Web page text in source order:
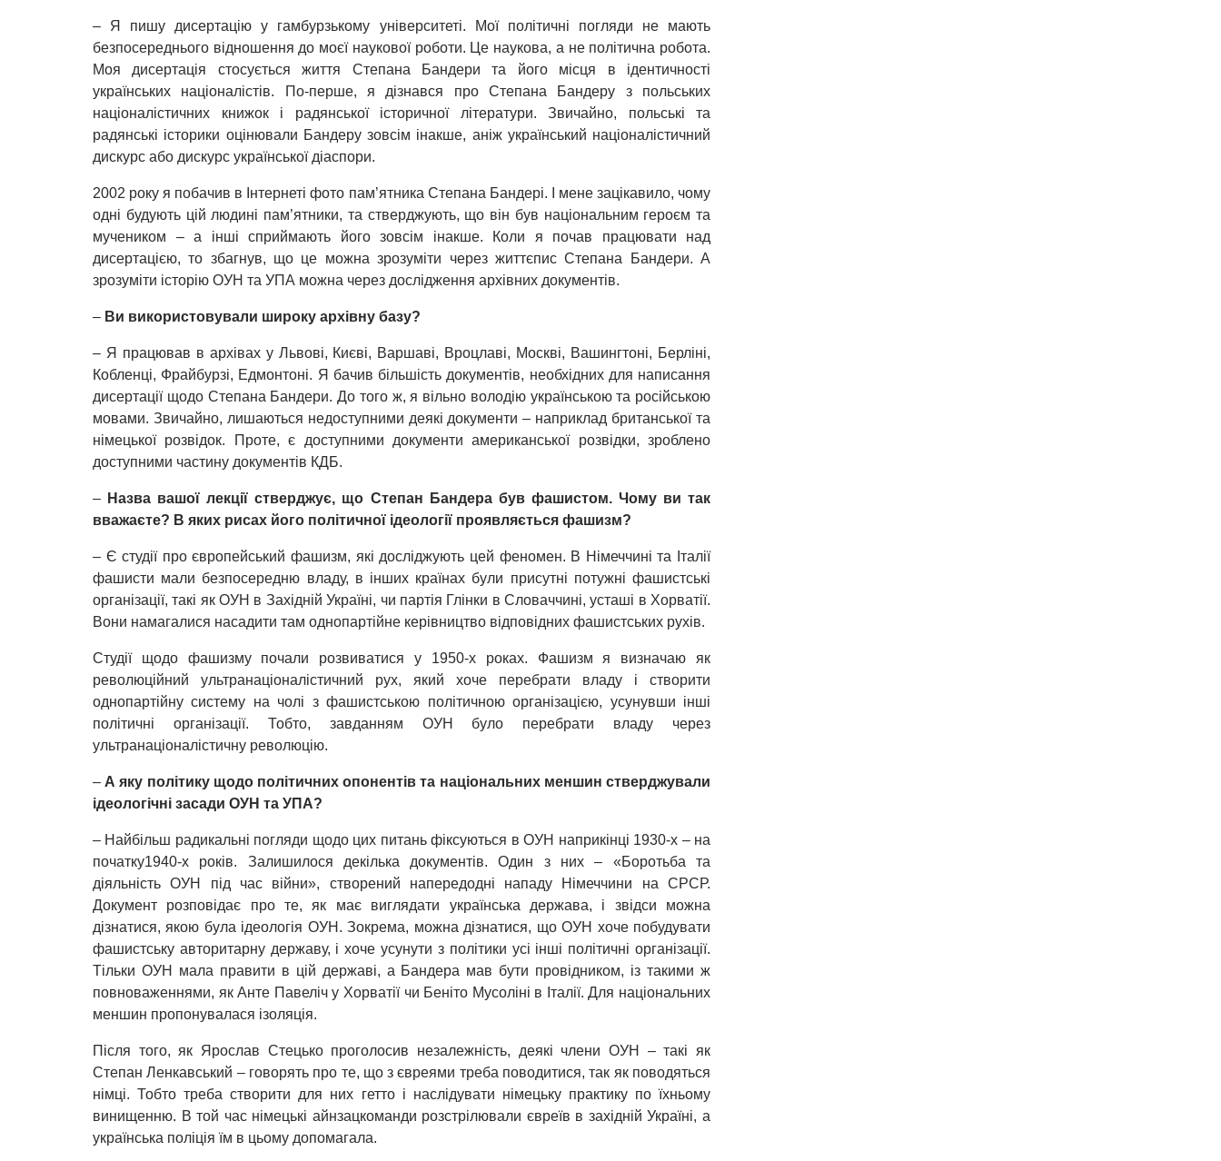
– Я пишу дисертацію у гамбурзькому університеті. Мої політичні погляди не мають
безпосереднього відношення до моєї наукової роботи. Це наукова, а не політична робота.
Моя дисертація стосується життя Степана Бандери та його місця в ідентичності
українських націоналістів. По-перше, я дізнався про Степана Бандеру з польських
націоналістичних книжок і радянської історичної літератури. Звичайно, польські та
радянські історики оцінювали Бандеру зовсім інакше, аніж український націоналістичний
дискурс або дискурс української діаспори.
2002 року я побачив в Інтернеті фото пам’ятника Степана Бандері. І мене зацікавило, чому
одні будують цій людині пам’ятники, та стверджують, що він був національним героєм та
мучеником – а інші сприймають його зовсім інакше. Коли я почав працювати над
дисертацією, то збагнув, що це можна зрозуміти через життєпис Степана Бандери. А
зрозуміти історію ОУН та УПА можна через дослідження архівних документів.
– Ви використовували широку архівну базу?
– Я працював в архівах у Львові, Києві, Варшаві, Вроцлаві, Москві, Вашингтоні, Берліні,
Кобленці, Фрайбурзі, Едмонтоні. Я бачив більшість документів, необхідних для написання
дисертації щодо Степана Бандери. До того ж, я вільно володію українською та російською
мовами. Звичайно, лишаються недоступними деякі документи – наприклад британської та
німецької розвідок. Проте, є доступними документи американської розвідки, зроблено
доступними частину документів КДБ.
– Назва вашої лекції стверджує, що Степан Бандера був фашистом. Чому ви так
вважаєте? В яких рисах його політичної ідеології проявляється фашизм?
– Є студії про європейський фашизм, які досліджують цей феномен. В Німеччині та Італії
фашисти мали безпосередню владу, в інших країнах були присутні потужні фашистські
організації, такі як ОУН в Західній Україні, чи партія Глінки в Словаччині, усташі в Хорватії.
Вони намагалися насадити там однопартійне керівництво відповідних фашистських рухів.
Студії щодо фашизму почали розвиватися у 1950-х роках. Фашизм я визначаю як
революційний ультранаціоналістичний рух, який хоче перебрати владу і створити
однопартійну систему на чолі з фашистською політичною організацією, усунувши інші
політичні організації. Тобто, завданням ОУН було перебрати владу через
ультранаціоналістичну революцію.
– А яку політику щодо політичних опонентів та національних меншин стверджували
ідеологічні засади ОУН та УПА?
– Найбільш радикальні погляди щодо цих питань фіксуються в ОУН наприкінці 1930-х – на
початку1940-х років. Залишилося декілька документів. Один з них – «Боротьба та
діяльність ОУН під час війни», створений напередодні нападу Німеччини на СРСР.
Документ розповідає про те, як має виглядати українська держава, і звідси можна
дізнатися, якою була ідеологія ОУН. Зокрема, можна дізнатися, що ОУН хоче побудувати
фашистську авторитарну державу, і хоче усунути з політики усі інші політичні організації.
Тільки ОУН мала правити в цій державі, а Бандера мав бути провідником, із такими ж
повноваженнями, як Анте Павеліч у Хорватії чи Беніто Мусоліні в Італії. Для національних
меншин пропонувалася ізоляція.
Після того, як Ярослав Стецько проголосив незалежність, деякі члени ОУН – такі як
Степан Ленкавський – говорять про те, що з євреями треба поводитися, так як поводяться
німці. Тобто треба створити для них гетто і наслідувати німецьку практику по їхньому
винищенню. В той час німецькі айнзацкоманди розстрілювали євреїв в західній Україні, а
українська поліція їм в цьому допомагала.